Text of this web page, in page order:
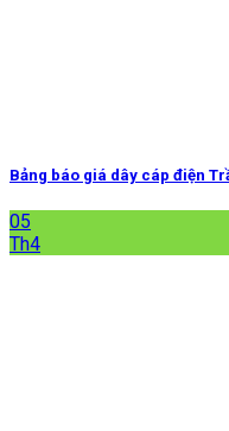
Bảng báo giá dây cáp điện
05
Th4